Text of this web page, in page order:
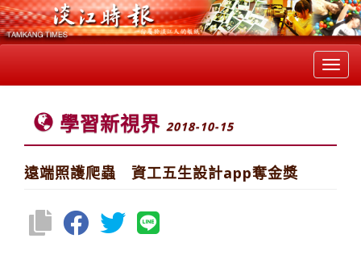
學習新視界 2018-10-15
遠端照護爬蟲 資工五生設計app奪金獎